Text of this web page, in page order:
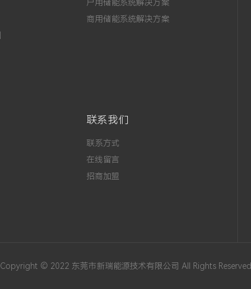
户用储能系统解决方案
商用储能系统解决方案
联系我们
联系方式
在线留言
招商加盟
Copyright © 2022 东莞市新瑞能源技术有限公司 All Rights Reserved